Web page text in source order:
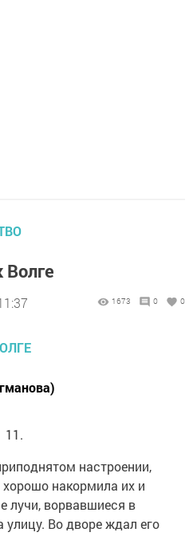
1673 0 0
11.
настроении,
накормила их и
лучи, ворвавшиеся в
улицу. Во дворе ждал его